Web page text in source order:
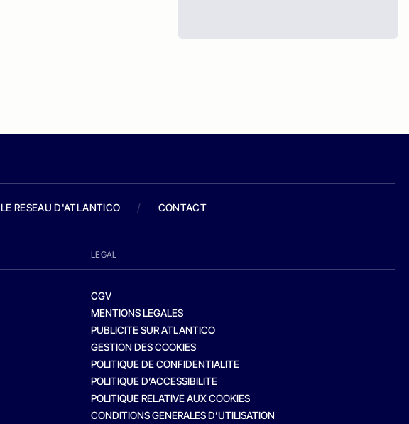
LE RESEAU D'ATLANTICO / CONTACT
LEGAL
CGV
MENTIONS LEGALES
PUBLICITE SUR ATLANTICO
GESTION DES COOKIES
POLITIQUE DE CONFIDENTIALITE
POLITIQUE D’ACCESSIBILITE
POLITIQUE RELATIVE AUX COOKIES
CONDITIONS GENERALES D’UTILISATION